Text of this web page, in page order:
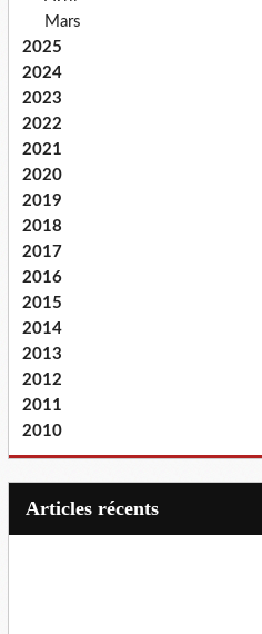
Mars
2025
2024
2023
2022
2021
2020
2019
2018
2017
2016
2015
2014
2013
2012
2011
2010
articles récents